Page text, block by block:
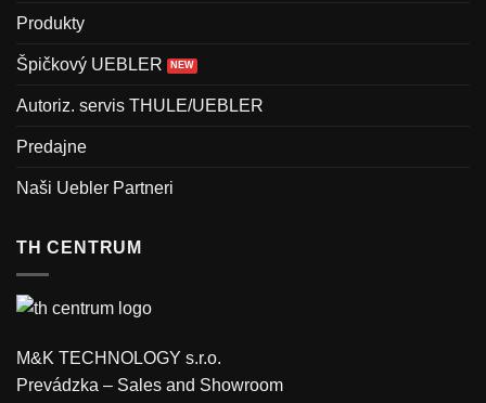
Produkty
Špičkový UEBLER
Autoriz. servis THULE/UEBLER
Predajne
Naši Uebler Partneri
TH CENTRUM
M&K TECHNOLOGY s.r.o.
Prevádzka – Sales and Showroom